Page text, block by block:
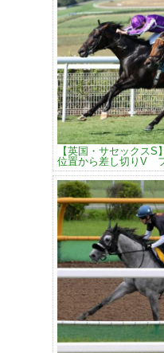
【英国・サセックス
位置から差し切りV